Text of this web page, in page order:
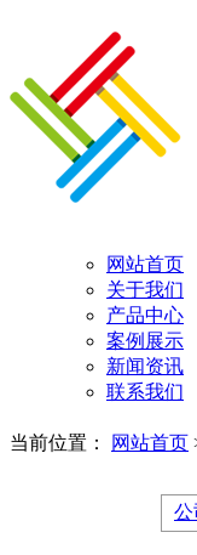
网站首页
关于我们
产品中心
案例展示
新闻资讯
联系我们
当前位置： 网站首页
公